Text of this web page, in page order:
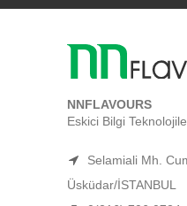
NNFLAVOURS
Eskici Bilgi
Selamiali Mh.
Üsküdar/İSTANBUL